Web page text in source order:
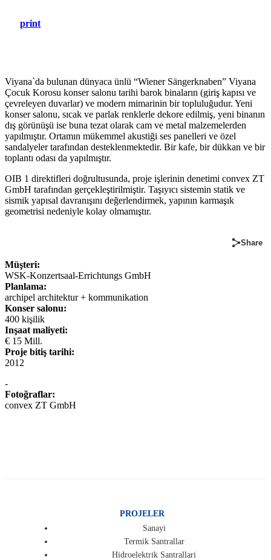
print
Viyana`da bulunan dünyaca ünlü “Wiener Sängerknaben” Viyana
Çocuk Korosu konser salonu tarihi barok binaların (giriş kapısı ve
çevreleyen duvarlar) ve modern mimarinin bir topluluğudur. Yeni
konser salonu, sıcak ve parlak renklerle dekore edilmiş, yeni binanın
dış görünüşü ise buna tezat olarak cam ve metal malzemelerden
yapılmıştır. Ortamın mükemmel akustiği ses panelleri ve özel
sandalyeler tarafından desteklenmektedir. Bir kafe, bir dükkan ve bir
toplantı odası da yapılmıştır.
OIB 1 direktifleri doğrultusunda, proje işlerinin denetimi convex ZT
GmbH tarafından gerçekleştirilmiştir. Taşıyıcı sistemin statik ve
sismik yapısal davranışını değerlendirmek, yapının karmaşık
geometrisi nedeniyle kolay olmamıştır.
Share
Müşteri:
WSK-Konzertsaal-Errichtungs GmbH
Planlama:
archipel architektur + kommunikation
Konser salonu:
400 kişilik
Inşaat maliyeti:
€ 15 Mill.
Proje bitiş tarihi:
2012
-
Fotoğraflar:
convex ZT GmbH
PROJELER
Sanayi
Termik Santrallar
Hidroelektrik Santrallari